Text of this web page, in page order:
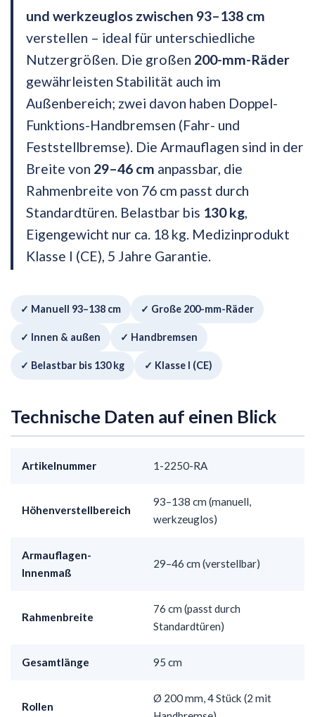
und werkzeuglos zwischen 93–138 cm
verstellen – ideal für unterschiedliche
Nutzergrößen. Die großen 200-mm-Räder
gewährleisten Stabilität auch im
Außenbereich; zwei davon haben Doppel-
Funktions-Handbremsen (Fahr- und
Feststellbremse). Die Armauflagen sind in der
Breite von 29–46 cm anpassbar, die
Rahmenbreite von 76 cm passt durch
Standardtüren. Belastbar bis 130 kg,
Eigengewicht nur ca. 18 kg. Medizinprodukt
Klasse I (CE), 5 Jahre Garantie.
✓ Manuell 93–138 cm ✓ Große 200-mm-Räder
✓ Innen & außen ✓ Handbremsen
✓ Belastbar bis 130 kg ✓ Klasse I (CE)
Technische Daten auf einen Blick
Artikelnummer 1-2250-RA
Höhenverstellbereich
93–138 cm (manuell,
werkzeuglos)
Armauflagen-
Innenmaß
29–46 cm (verstellbar)
Rahmenbreite
76 cm (passt durch
Standardtüren)
Gesamtlänge 95 cm
Rollen
Ø 200 mm, 4 Stück (2 mit